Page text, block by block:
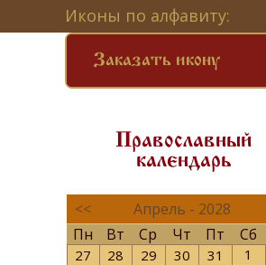
Иконы по алфавиту:
Заказать икону
Православный
календарь
<< Апрель - 2028
Пн
Вт Ср Чт Пт Сб
27 28 29 30 31 1